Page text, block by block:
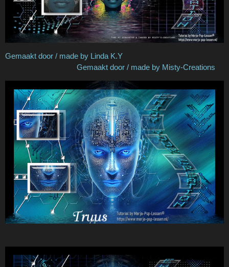
Gemaakt door / made by Linda K.Y
Gemaakt door / made by Misty-Creations